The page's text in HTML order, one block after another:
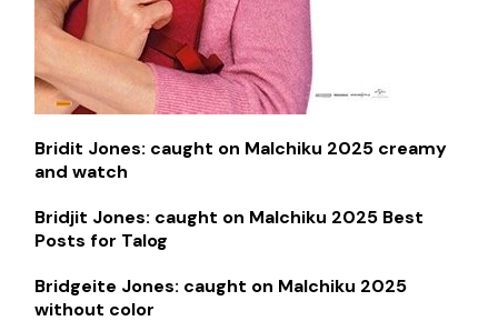
Bridit Jones: caught on Malchiku 2025 creamy
and watch
Bridjit Jones: caught on Malchiku 2025 Best
Posts for Talog
Bridgeite Jones: caught on Malchiku 2025
without color